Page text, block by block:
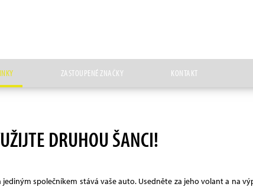
ZASTOUPENÉ ZNAČKY KONTAKT
DRUHOU ŠANCI!
společníkem stává vaše auto. Usedněte za jeho volant a na